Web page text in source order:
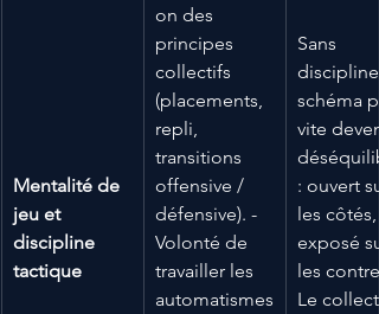
Mentalité de
jeu et
discipline
tactique
on des
principes
collectifs
(placements,
repli,
transitions
offensive /
défensive). -
Volonté de
travailler les
automatismes
Sans
schéma
vite
: ouvert
les côtés,
exposé
les
Le